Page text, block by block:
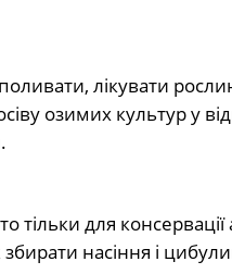
лікувати
озимих культур у
тільки для
збирати насіння і